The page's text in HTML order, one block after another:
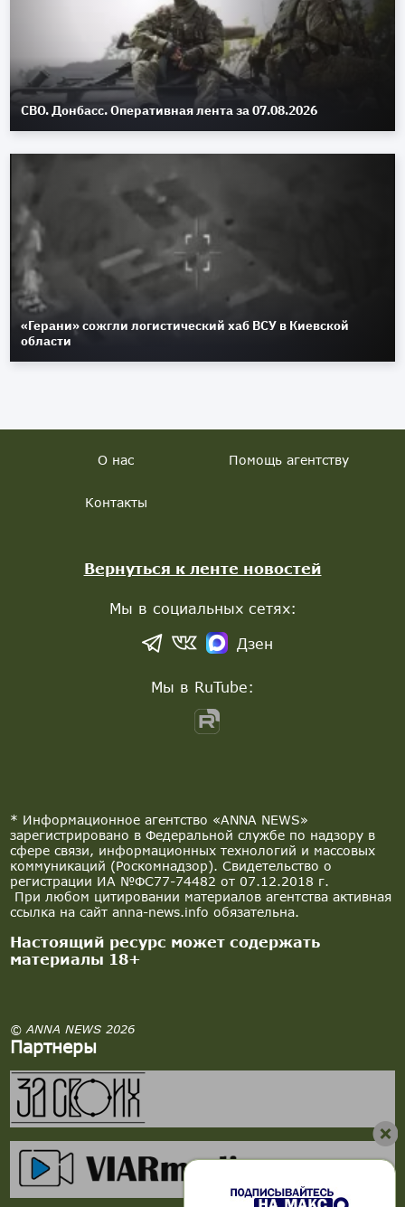
СВО. Донбасс. Оперативная лента за 07.08.2026
«Герани» сожгли логистический хаб ВСУ в Киевской
области
* Информационное агентство «ANNA NEWS»
зарегистрировано в Федеральной службе по надзору в
сфере связи, информационных технологий и массовых
коммуникаций (Роскомнадзор). Свидетельство о
регистрации ИА №ФС77-74482 от 07.12.2018 г.
При любом цитировании материалов агентства активная
ссылка на сайт anna-news.info обязательна.
Настоящий ресурс может содержать
материалы 18+
© ANNA NEWS 2026
Партнеры
О нас Помощь агентству
Контакты
Вернуться к ленте новостей
Мы в социальных сетях:
Дзен
Мы в RuTube: